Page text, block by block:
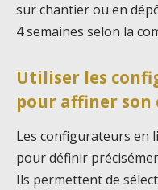
sur chantier ou en
4 semaines selon la
Utiliser les
pour affiner son
Les configurateurs en
pour définir
Ils permettent de